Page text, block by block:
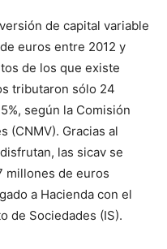
de capital variable
euros entre 2012 y
de los que existe
tributaron sólo 24
según la Comisión
(CNMV). Gracias al
las sicav se
millones de euros
a Hacienda con el
de Sociedades (IS).